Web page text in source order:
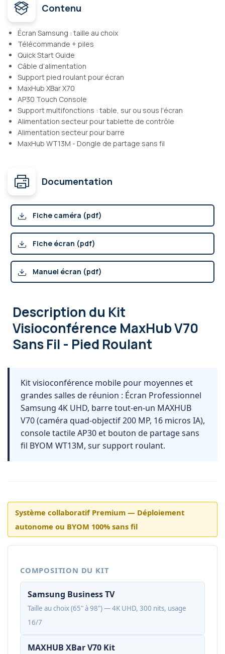
Contenu
Écran Samsung : taille au choix
Télécommande + piles
Quick Start Guide
Câble d’alimentation
Support pied roulant pour écran
MaxHub XBar X70
AP30 Touch Console
Support multifonctions : table, sur ou sous l'écran
Alimentation secteur pour tablette de contrôle
Alimentation secteur pour barre
MaxHub WT13M - Dongle de partage sans fil
Documentation
Fiche caméra (pdf)
Fiche écran (pdf)
Manuel écran (pdf)
Description du Kit
Visioconférence MaxHub V70
Sans Fil - Pied Roulant
Kit visioconférence mobile pour moyennes et
grandes salles de réunion : Écran Professionnel
Samsung 4K UHD, barre tout-en-un MAXHUB
V70 (caméra quad-objectif 200 MP, 16 micros IA),
console tactile AP30 et bouton de partage sans
fil BYOM WT13M, sur support roulant.
Système collaboratif Premium — Déploiement
autonome ou BYOM 100% sans fil
COMPOSITION DU KIT
Samsung Business TV
Taille au choix (65" à 98") — 4K UHD, 300 nits, usage
16/7
MAXHUB XBar V70 Kit